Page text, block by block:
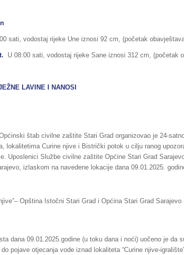
sati, vodostaj rijeke Une iznosi 92 cm, (početak
U 08:00 sati, vodostaj rijeke Sane iznosi 312 cm, (početak
LAVINE I NANOSI
štab civilne zaštite Stari Grad organizovao je 24-
lokalitetima Curine njive i Bistrički potok u cilju ranog
Uposlenici Službe civilne zaštite Općine Stari Grad
izlaskom na navedene lokacije dana 09.01.2025.
Opština Istočni Stari Grad i Općina Stari Grad Sarajevo
dana 09.01.2025.godine (u toku dana i noći) uočeno je da
pojave otjecanja vode iznad lokaliteta “Curine njive-